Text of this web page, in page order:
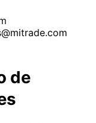
de